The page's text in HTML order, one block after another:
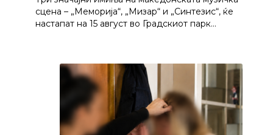
сцена – „Меморија“, „Мизар“ и „Синтезис“, ќе
настапат на 15 август во Градскиот парк…